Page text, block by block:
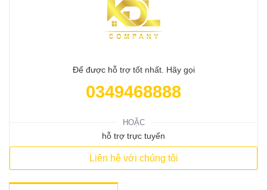
Để được hỗ trợ tốt nhất. Hãy gọi
0349468888
HOẶC
hỗ trợ trực tuyến
Liên hệ với chúng tôi